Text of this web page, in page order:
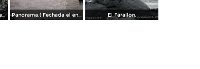
La frente del diablo carretera Acapulo a Pie de La Cuesta ( Fechada el en 1931 ). Panorama.( Fechada el en 1931 ). El Farallon.